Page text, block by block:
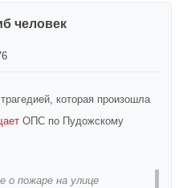
человек
которая произошла
ОПС по Пудожскому
о пожаре на улице